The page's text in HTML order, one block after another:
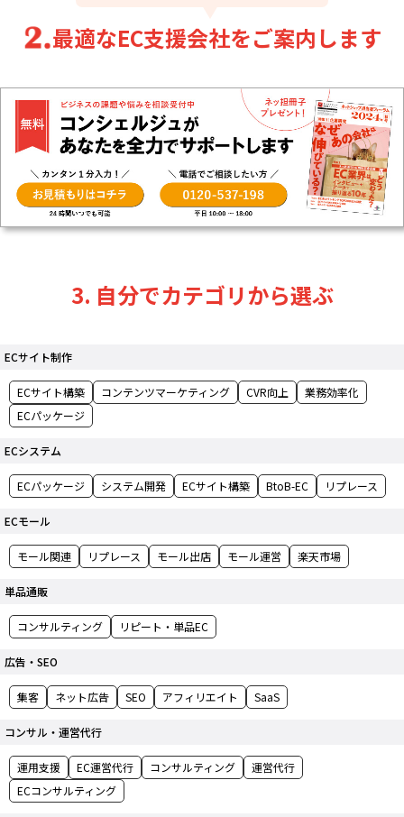
最適なEC支援会社をご案内します
3. 自分でカテゴリから選ぶ
ECサイト制作
ECサイト構築 コンテンツマーケティング CVR向上
業務効率化
ECパッケージ
ECシステム
ECパッケージ システム開発 ECサイト構築 BtoB-EC リプレース
ECモール
モール関連 リプレース モール出店 モール運営 楽天市場
単品通販
コンサルティング リピート・単品EC
広告・SEO
集客 ネット広告 SEO アフィリエイト SaaS
コンサル・運営代行
運用支援 EC運営代行 コンサルティング
運営代行
ECコンサルティング